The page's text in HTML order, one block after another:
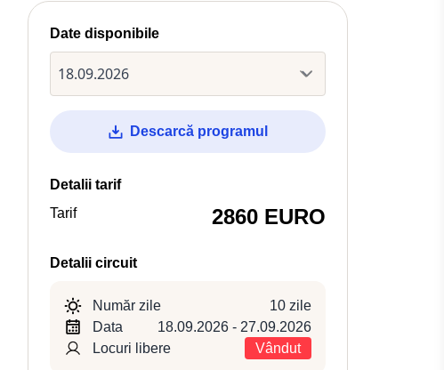
Date disponibile
Descarcă programul
Detalii tarif
Tarif
2860 EURO
Detalii circuit
Număr zile
10 zile
Data
18.09.2026 - 27.09.2026
Locuri libere
Vândut